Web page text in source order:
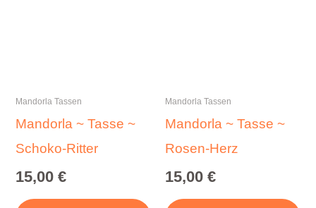
Mandorla Tassen
Mandorla ~ Tasse ~
Schoko-Ritter
15,00€
Mandorla Tassen
Mandorla ~ Tasse ~
Rosen-Herz
15,00 €